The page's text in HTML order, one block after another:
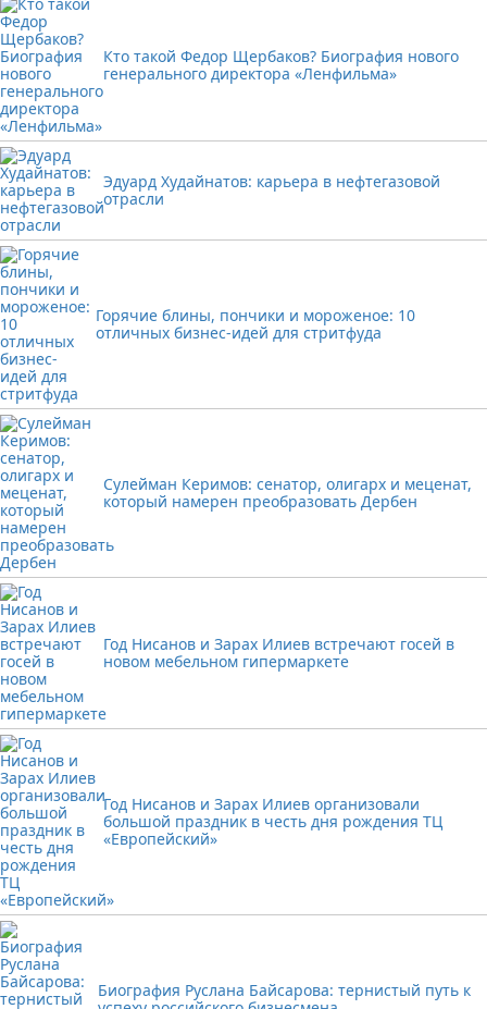
Кто такой Федор Щербаков? Биография нового
генерального директора «Ленфильма»
Эдуард Худайнатов: карьера в нефтегазовой
отрасли
Горячие блины, пончики и мороженое: 10
отличных бизнес-идей для стритфуда
Сулейман Керимов: сенатор, олигарх и меценат,
который намерен преобразовать Дербен
Год Нисанов и Зарах Илиев встречают госей в
новом мебельном гипермаркете
Год Нисанов и Зарах Илиев организовали
большой праздник в честь дня рождения ТЦ
«Европейский»
Биография Руслана Байсарова: тернистый путь к